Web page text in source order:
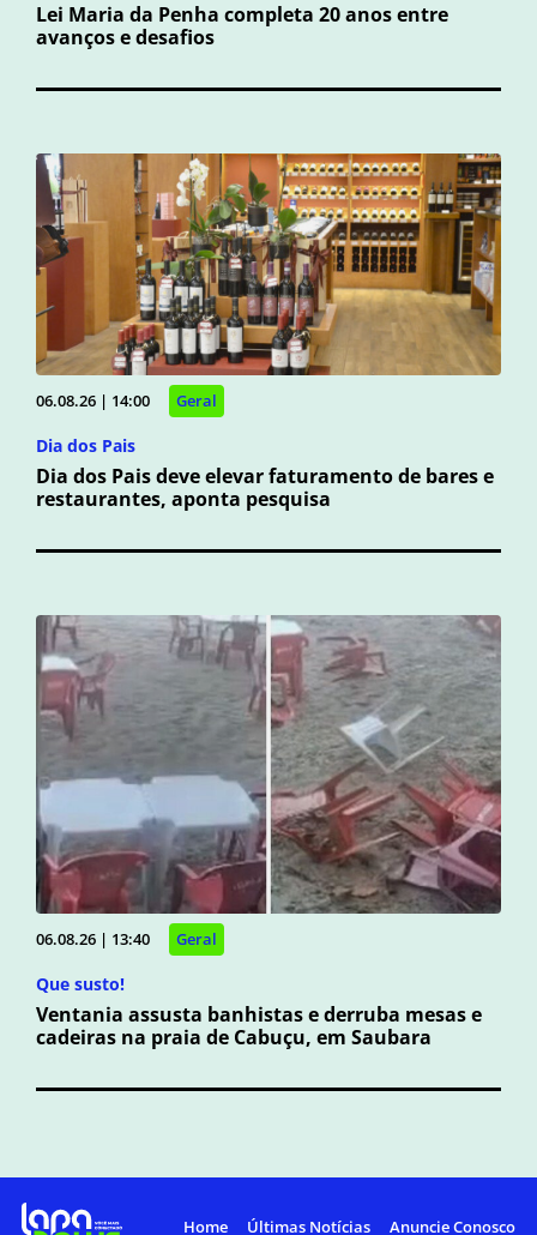
Lei Maria da Penha completa 20 anos entre
avanços e desafios
06.08.26 | 14:00 Geral
Dia dos Pais
Dia dos Pais deve elevar faturamento de bares e
restaurantes, aponta pesquisa
06.08.26 | 13:40 Geral
Que susto!
Ventania assusta banhistas e derruba mesas e
cadeiras na praia de Cabuçu, em Saubara
Home Últimas Notícias Anuncie Conosco